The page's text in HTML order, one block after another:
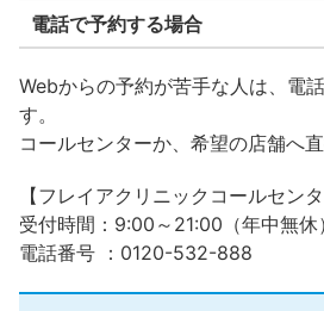
電話で予約する場合
Webからの予約が苦手な人は、電
す。
コールセンターか、希望の店舗へ
【フレイアクリニックコールセンタ
受付時間：9:00～21:00（年中無休）
電話番号 ：0120-532-888